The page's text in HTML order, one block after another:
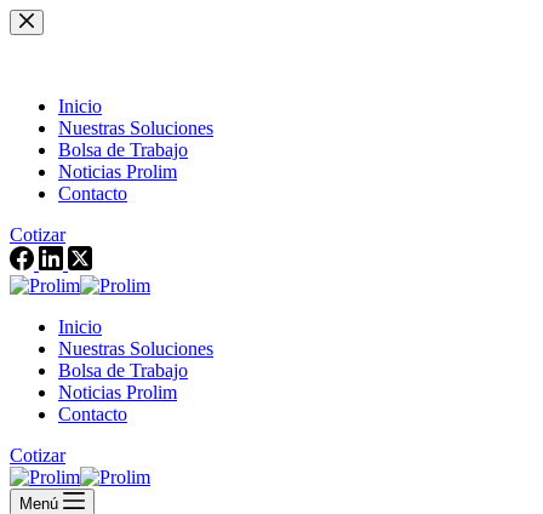
Saltar
al
Inicio
Nuestras Soluciones
Bolsa de Trabajo
Noticias Prolim
Contacto
Cotizar
Inicio
Nuestras Soluciones
Bolsa de Trabajo
Noticias Prolim
Contacto
Cotizar
Menú